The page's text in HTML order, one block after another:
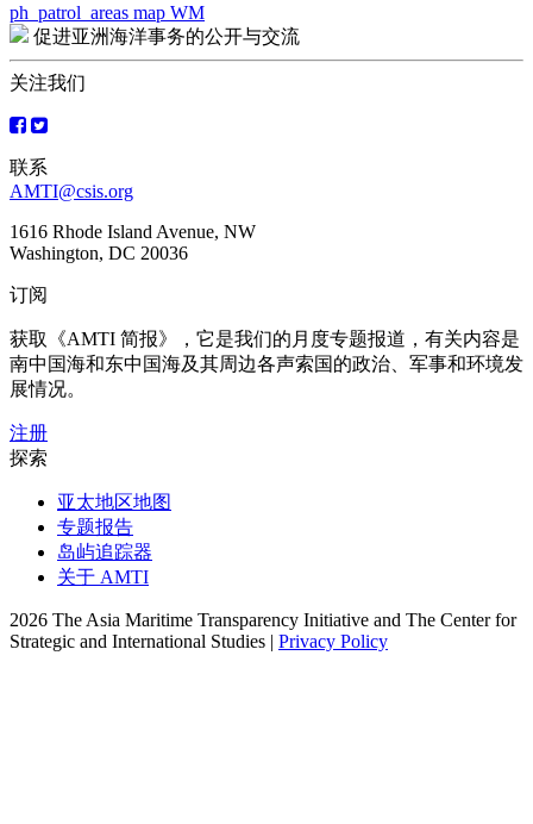
文
章
导
航
ph_patrol_areas map WM
促进亚洲海洋事务的公开与交流
关注我们
联系
AMTI@csis.org
1616 Rhode Island Avenue, NW
Washington, DC 20036
订阅
获取《AMTI 简报》，它是我们的月度专题报道，有关内容是
南中国海和东中国海及其周边各声索国的政治、军事和环境发
展情况。
注册
探索
亚太地区地图
专题报告
岛屿追踪器
关于 AMTI
2026 The Asia Maritime Transparency Initiative and The Center for
Strategic and International Studies | Privacy Policy